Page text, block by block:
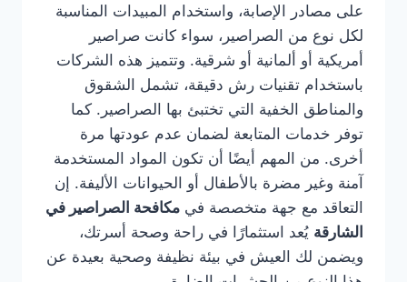
على مصادر الإصابة، واستخدام المبيدات المناسبة
لكل نوع من الصراصير، سواء كانت صراصير
أمريكية أو ألمانية أو شرقية. وتتميز هذه الشركات
باستخدام تقنيات رش دقيقة، تشمل الشقوق
والمناطق الخفية التي تختبئ بها الصراصير. كما
توفر خدمات المتابعة لضمان عدم عودتها مرة
أخرى. من المهم أيضًا أن تكون المواد المستخدمة
آمنة وغير مضرة بالأطفال أو الحيوانات الأليفة. إن
التعاقد مع جهة متخصصة في مكافحة الصراصير في
الشارقة يُعد استثمارًا في راحة وصحة أسرتك،
ويضمن لك العيش في بيئة نظيفة وصحية بعيدة عن